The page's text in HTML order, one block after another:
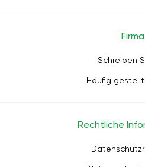
Firma
Schreiben
Häufig
Rechtliche